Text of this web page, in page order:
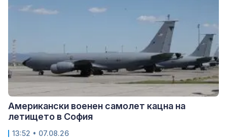
Американски военен самолет кацна на
летището в София
13:52 • 07.08.26